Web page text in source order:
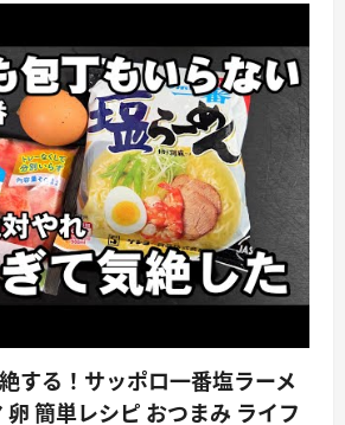
する！サッポロ一番塩ラーメ
卵 簡単レシピ おつまみ ライフ